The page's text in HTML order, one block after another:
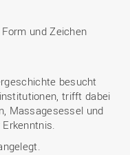
und Zeichen
besucht
trifft dabei
Massagesessel und